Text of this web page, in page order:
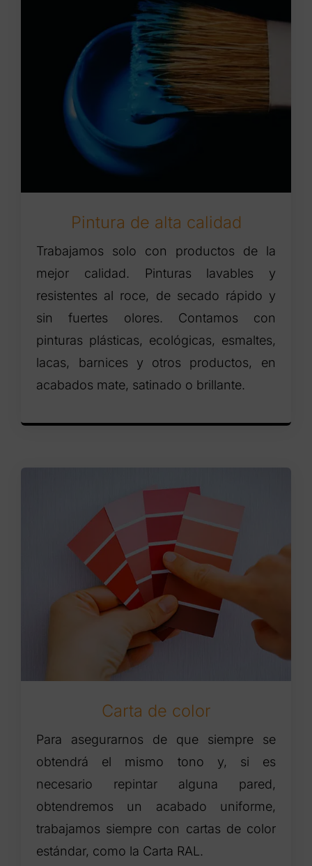
Pintura de alta calidad
Trabajamos solo con productos de la
mejor calidad. Pinturas lavables y
resistentes al roce, de secado rápido y
sin fuertes olores. Contamos con
pinturas plásticas, ecológicas, esmaltes,
lacas, barnices y otros productos, en
acabados mate, satinado o brillante.
Carta de color
Para asegurarnos de que siempre se
obtendrá el mismo tono y, si es
necesario repintar alguna pared,
obtendremos un acabado uniforme,
trabajamos siempre con cartas de color
estándar, como la Carta RAL.